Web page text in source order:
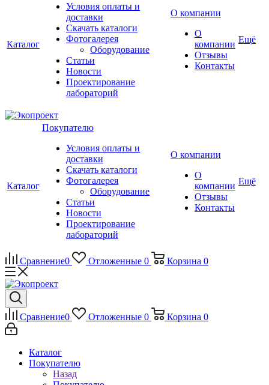
Каталог
Условия оплаты и
доставки
Скачать каталоги
Фотогалерея
Оборудование
Статьи
Новости
Проектирование
лабораторий
О компании
О
компании
Отзывы
Контакты
Ещё
Каталог
Покупателю
Условия оплаты и
доставки
Скачать каталоги
Фотогалерея
Оборудование
Статьи
Новости
Проектирование
лабораторий
О компании
О
компании
Отзывы
Контакты
Ещё
Сравнение0 Отложенные 0 Корзина 0
Сравнение0 Отложенные 0 Корзина 0
Каталог
Покупателю
Назад